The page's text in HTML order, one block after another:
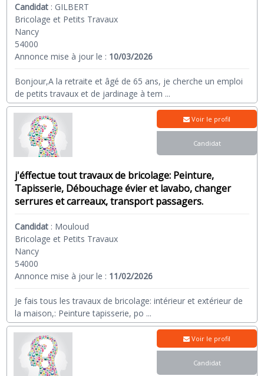
Candidat : GILBERT
Bricolage et Petits Travaux
Nancy
54000
Annonce mise à jour le : 10/03/2026
Bonjour,A la retraite et âgé de 65 ans, je cherche un emploi
de petits travaux et de jardinage à tem ...
j'éffectue tout travaux de bricolage: Peinture,
Tapisserie, Débouchage évier et lavabo, changer
serrures et carreaux, transport passagers.
Candidat : Mouloud
Bricolage et Petits Travaux
Nancy
54000
Annonce mise à jour le : 11/02/2026
Je fais tous les travaux de bricolage: intérieur et extérieur de
la maison,: Peinture tapisserie, po ...
Voir le profil
Candidat
Voir le profil
Candidat